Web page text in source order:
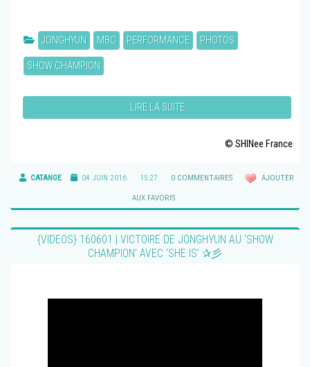
JONGHYUN MBC PERFORMANCE PHOTOS
SHOW CHAMPION
LIRE LA SUITE
© SHINee France
CATANGE 04 JUIN 2016 15:27 0 COMMENTAIRES AJOUTER
AUX FAVORIS
{VIDEOS} 160601 | VICTOIRE DE JONGHYUN AU ‘SHOW
CHAMPION’ AVEC ‘SHE IS’ ✰彡